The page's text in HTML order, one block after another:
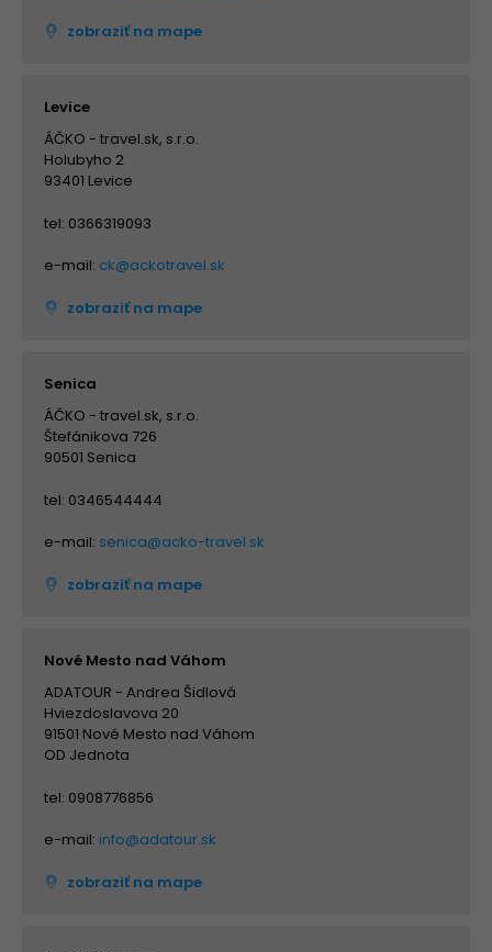
zobraziť na mape
Levice
ÁČKO - travel.sk, s.r.o.
Holubyho 2
93401 Levice
tel: 0366319093
e-mail: ck@ackotravel.sk
zobraziť na mape
Senica
ÁČKO - travel.sk, s.r.o.
Štefánikova 726
90501 Senica
tel: 0346544444
e-mail: senica@acko-travel.sk
zobraziť na mape
Nové Mesto nad Váhom
ADATOUR - Andrea Šidlová
Hviezdoslavova 20
91501 Nové Mesto nad Váhom
OD Jednota
tel: 0908776856
e-mail: info@adatour.sk
zobraziť na mape